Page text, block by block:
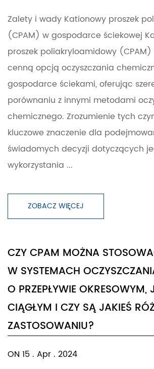
Zalety i wady Kationowy proszek
(CPAM) w gospodarce ściekowej
proszek poliakryloamidowy (CPAM)
cenną opcją oczyszczania
gospodarce ściekami, oferując
porównaniu z innymi metodami
chemicznego. Zrozumienie tych
kluczowe znaczenie dla
świadomych decyzji dotyczących
wykorzystania ...
ZOBACZ WIĘCEJ
CZY CPAM MOŻNA
W SYSTEMACH
O PRZEPŁYWIE OKRESOWYM,
CIĄGŁYM I CZY SĄ JAKIEŚ
ZASTOSOWANIU?
ON 15 . Apr . 2024